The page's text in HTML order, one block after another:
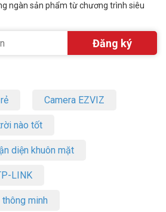
ngàn sản phẩm từ chương trình siêu
Camera EZVIZ
nào tốt
diện khuôn mặt
LINK
minh